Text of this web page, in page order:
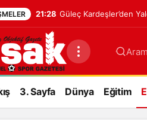
21:28 Güleç Kardeşler’den
3. Sayfa Dünya Eğitim